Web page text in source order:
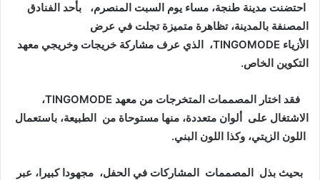
احتضنت مدينة طنجة، مساء يوم السبت المنصرم، بأحد الفنادق
المصنفة بالمدينة، تظاهرة متميزة تجلت في عرض
الأزياء TINGOMODE، الذي عرف مشاركة خريجات وخريجي معهد
التكوين الخاص.
فقد اختار المصممات المتخرجات من معهد TINGOMODE،
الاشتغال على ألوان متعددة، منها مستوحاة من الطبيعة، باستعمال
اللون الزيتي، وكذا اللون البني.
بحيث بذل المصممات المشاركات في الحفل، مجهودا كبيرا، عبر